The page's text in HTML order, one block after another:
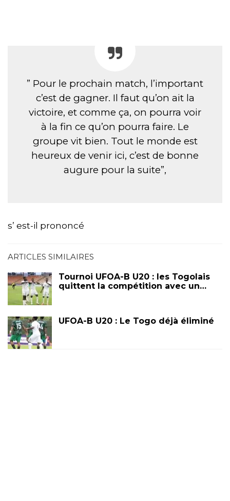
” Pour le prochain match, l’important
c’est de gagner. Il faut qu’on ait la
victoire, et comme ça, on pourra voir
à la fin ce qu’on pourra faire. Le
groupe vit bien. Tout le monde est
heureux de venir ici, c’est de bonne
augure pour la suite”,
s’ est-il prononcé
ARTICLES SIMILAIRES
Tournoi UFOA-B U20 : les Togolais
quittent la compétition avec un…
UFOA-B U20 : Le Togo déjà éliminé